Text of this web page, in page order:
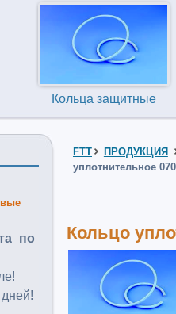
Кольца защитные
по
FTT
ПРОДУКЦИЯ
уплотнительное
Кольцо